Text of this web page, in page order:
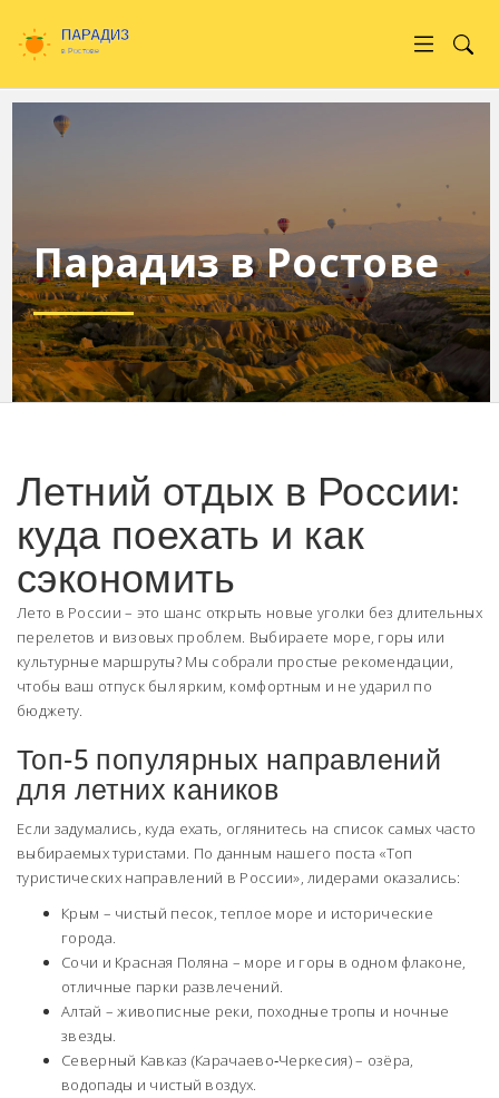
Парадиз в Ростове
Летний отдых в России:
куда поехать и как
сэкономить
Лето в России – это шанс открыть новые уголки без длительных
перелетов и визовых проблем. Выбираете море, горы или
культурные маршруты? Мы собрали простые рекомендации,
чтобы ваш отпуск был ярким, комфортным и не ударил по
бюджету.
Топ‑5 популярных направлений
для летних каников
Если задумались, куда ехать, оглянитесь на список самых часто
выбираемых туристами. По данным нашего поста «Топ
туристических направлений в России», лидерами оказались:
Крым – чистый песок, теплое море и исторические
города.
Сочи и Красная Поляна – море и горы в одном флаконе,
отличные парки развлечений.
Алтай – живописные реки, походные тропы и ночные
звезды.
Северный Кавказ (Карачаево‑Черкесия) – озёра,
водопады и чистый воздух.